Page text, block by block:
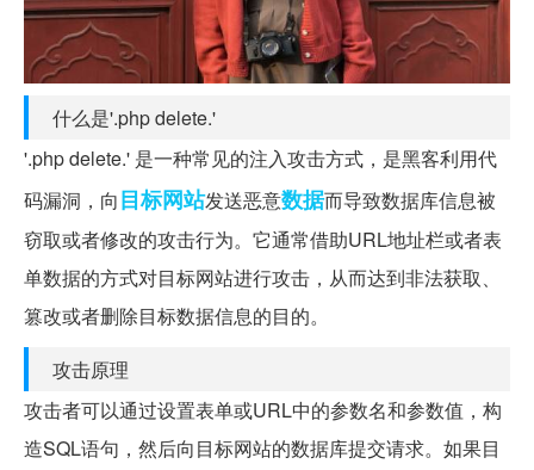
什么是'.php delete.'
'.php delete.' 是一种常见的注入攻击方式，是黑客利用代
码漏洞，向目标网站发送恶意数据而导致数据库信息被
窃取或者修改的攻击行为。它通常借助URL地址栏或者表
单数据的方式对目标网站进行攻击，从而达到非法获取、
篡改或者删除目标数据信息的目的。
攻击原理
攻击者可以通过设置表单或URL中的参数名和参数值，构
造SQL语句，然后向目标网站的数据库提交请求。如果目